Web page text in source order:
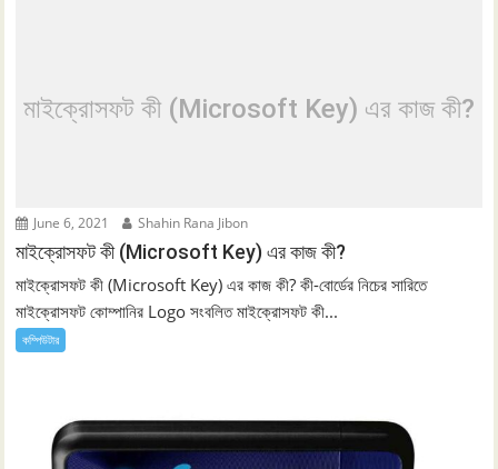
মাইক্রোসফট কী (Microsoft Key) এর কাজ কী?
June 6, 2021 Shahin Rana Jibon
মাইক্রোসফট কী (Microsoft Key) এর কাজ কী?
মাইক্রোসফট কী (Microsoft Key) এর কাজ কী? কী-বোর্ডের নিচের সারিতে
মাইক্রোসফট কোম্পানির Logo সংবলিত মাইক্রোসফট কী...
কম্পিউটার